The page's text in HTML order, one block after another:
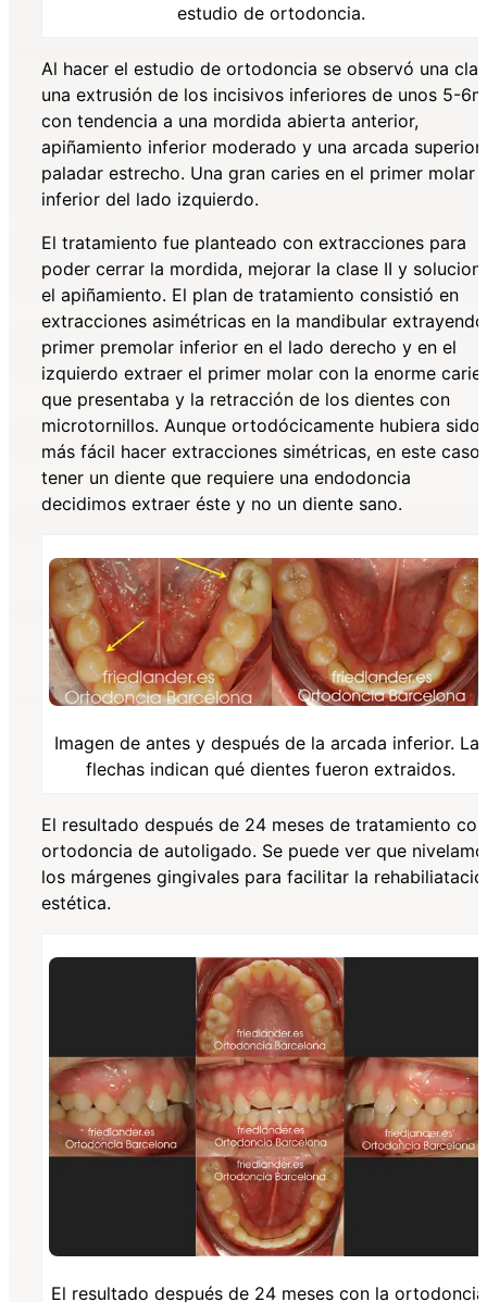
estudio de ortodoncia.
Al hacer el estudio de ortodoncia se observó una
una extrusión de los incisivos inferiores de unos 5-
con tendencia a una mordida abierta anterior,
apiñamiento inferior moderado y una arcada superior
paladar estrecho. Una gran caries en el primer molar
inferior del lado izquierdo.
El tratamiento fue planteado con extracciones para
poder cerrar la mordida, mejorar la clase II y
el apiñamiento. El plan de tratamiento consistió en
extracciones asimétricas en la mandibular
primer premolar inferior en el lado derecho y en el
izquierdo extraer el primer molar con la enorme
que presentaba y la retracción de los dientes con
microtornillos. Aunque ortodócicamente hubiera sido
más fácil hacer extracciones simétricas, en este caso
tener un diente que requiere una endodoncia
decidimos extraer éste y no un diente sano.
Imagen de antes y después de la arcada inferior. Las
flechas indican qué dientes fueron extraidos.
El resultado después de 24 meses de tratamiento con
ortodoncia de autoligado. Se puede ver que
los márgenes gingivales para facilitar la
estética.
El resultado después de 24 meses con la